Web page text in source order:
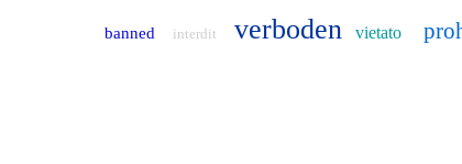
banned interdit verboden vietato